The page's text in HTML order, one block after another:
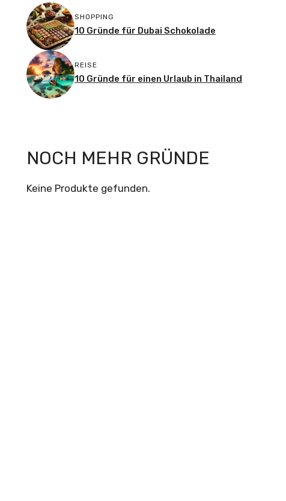
SHOPPING
10 Gründe für Dubai Schokolade
REISE
10 Gründe für einen Urlaub in Thailand
NOCH MEHR GRÜNDE
Keine Produkte gefunden.